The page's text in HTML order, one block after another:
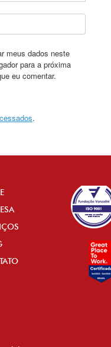
meus dados neste
para a próxima
eu comentar.
.